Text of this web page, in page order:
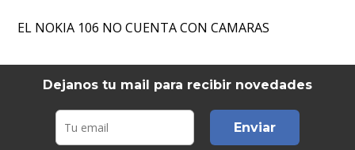
EL NOKIA 106 NO CUENTA CON CAMARAS
Dejanos tu mail para recibir novedades
Enviar